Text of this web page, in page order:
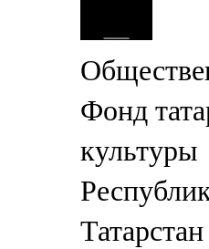
Фонд
культуры